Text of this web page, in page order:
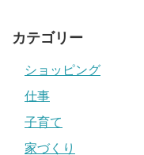
カテゴリー
ショッピング
仕事
子育て
家づくり